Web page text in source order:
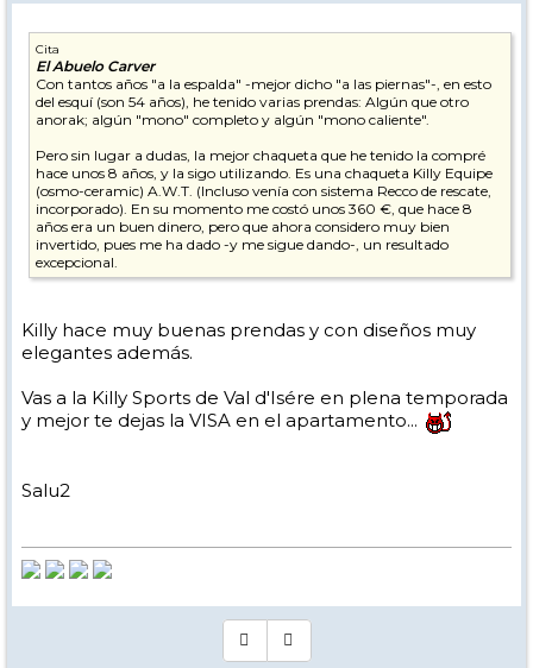
Cita
El Abuelo Carver
Con tantos años "a la espalda" -mejor dicho "a las piernas"-, en esto
del esquí (son 54 años), he tenido varias prendas: Algún que otro
anorak; algún "mono" completo y algún "mono caliente".
Pero sin lugar a dudas, la mejor chaqueta que he tenido la compré
hace unos 8 años, y la sigo utilizando. Es una chaqueta Killy Equipe
(osmo-ceramic) A.W.T. (Incluso venía con sistema Recco de rescate,
incorporado). En su momento me costó unos 360 €, que hace 8
años era un buen dinero, pero que ahora considero muy bien
invertido, pues me ha dado -y me sigue dando-, un resultado
excepcional.
Killy hace muy buenas prendas y con diseños muy
elegantes además.
Vas a la Killy Sports de Val d'Isére en plena temporada
y mejor te dejas la VISA en el apartamento...
Salu2